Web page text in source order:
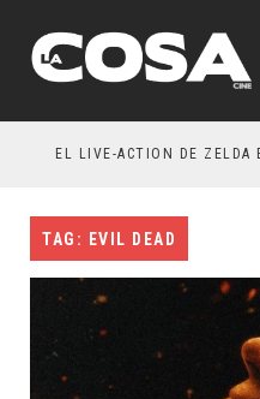
EL LIVE-ACTION DE ZELDA
TAG: EVIL DEAD